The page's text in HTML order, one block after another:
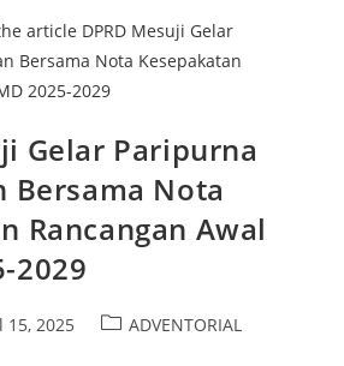
Gelar Paripurna
Bersama Nota
Rancangan Awal
2029
15, 2025
PostADVENTORIAL